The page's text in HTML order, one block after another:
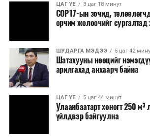
ЦАГ ҮЕ 3 цаг 18 минут
COP17-ын зочид,
орчим жолоочийг сургалтад
ШУДАРГА МЭДЭЭ 5 цаг 42
Шатахууны нөөцийг
арилгахад анхаарч байна
ЦАГ ҮЕ 5 цаг 44 минут
Улаанбаатарт хоногт 250 м³
үйлдвэр байгуулна